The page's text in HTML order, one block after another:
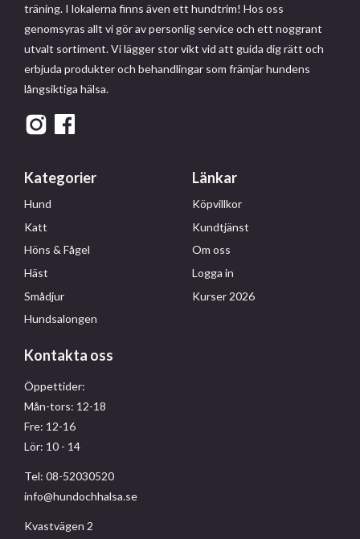
träning. I lokalerna finns även ett hundtrim! Hos oss
genomsyras allt vi gör av personlig service och ett noggrant
utvalt sortiment. Vi lägger stor vikt vid att guida dig rätt och
erbjuda produkter och behandlingar som främjar hundens
långsiktiga hälsa.
Kategorier
Hund
Katt
Höns & Fågel
Häst
Smådjur
Hundsalongen
Länkar
Köpvillkor
Kundtjänst
Om oss
Logga in
Kurser 2026
Kontakta oss
Öppettider:
Mån-tors: 12-18
Fre: 12-16
Lör: 10 - 14
Tel: 08-52030520
info@hundochhalsa.se
Kvastvägen 2